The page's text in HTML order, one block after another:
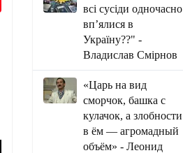
всі сусіди одночасно
вп’ялися в
Україну??" -
Владислав Смірнов
«Царь на вид
сморчок, башка с
кулачок, а злобности
в ём — агромадный
объём» - Леонид